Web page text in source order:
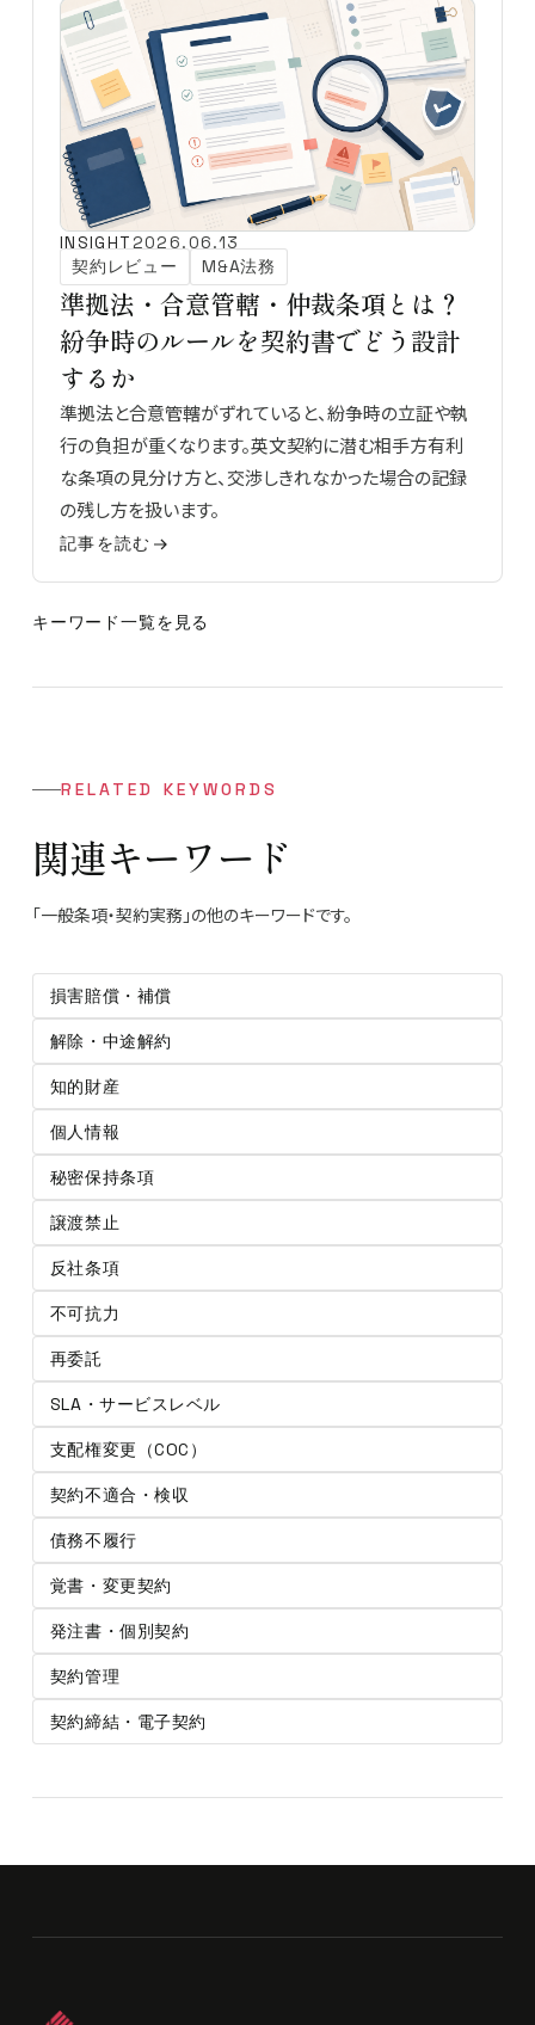
INSIGHT2026.06.13
契約レビュー
M&A法務
準拠法・合意管轄・仲裁条項とは？
紛争時のルールを契約書でどう設計
するか
準拠法と合意管轄がずれていると、紛争時の立証や執
行の負担が重くなります。英文契約に潜む相手方有利
な条項の見分け方と、交渉しきれなかった場合の記録
の残し方を扱います。
記事を読む
キーワード一覧を見る
RELATED KEYWORDS
関連キーワード
「一般条項・契約実務」の他のキーワードです。
損害賠償・補償
解除・中途解約
知的財産
個人情報
秘密保持条項
譲渡禁止
反社条項
不可抗力
再委託
SLA・サービスレベル
支配権変更（COC）
契約不適合・検収
債務不履行
覚書・変更契約
発注書・個別契約
契約管理
契約締結・電子契約